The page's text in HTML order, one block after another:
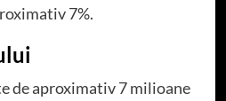
7%.
de aproximativ 7 milioane